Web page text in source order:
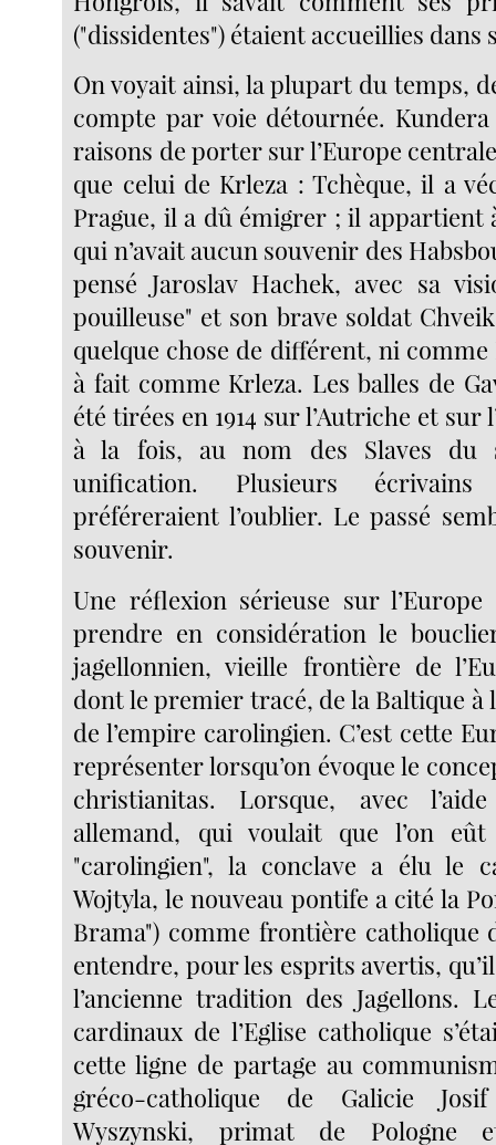
("dissidentes") étaient accueillies dans
On voyait ainsi, la plupart du temps,
compte par voie détournée.
raisons de porter sur l’Europe
que celui de Krleza : Tchèque, il a
Prague, il a dû émigrer ; il appartient
qui n’avait aucun souvenir des
pensé Jaroslav Hachek, avec sa
pouilleuse" et son brave soldat
quelque chose de différent, ni
à fait comme Krleza. Les balles de
été tirées en 1914 sur l’Autriche et sur
à la fois, au nom des Slaves
unification. Plusieurs écrivains
préféreraient l’oublier. Le passé
souvenir.
Une réflexion sérieuse sur
prendre en considération le
jagellonnien, vieille frontière de
dont le premier tracé, de la Baltique à
de l’empire carolingien. C’est cette
représenter lorsqu’on évoque le
christianitas. Lorsque, avec
allemand, qui voulait que l’on
"carolingien", la conclave a élu le
Wojtyla, le nouveau pontife a cité la
Brama") comme frontière catholique
entendre, pour les esprits avertis,
l’ancienne tradition des Jagellons.
cardinaux de l’Eglise catholique
cette ligne de partage au
gréco-catholique de Galicie
Wyszynski, primat de Pologne